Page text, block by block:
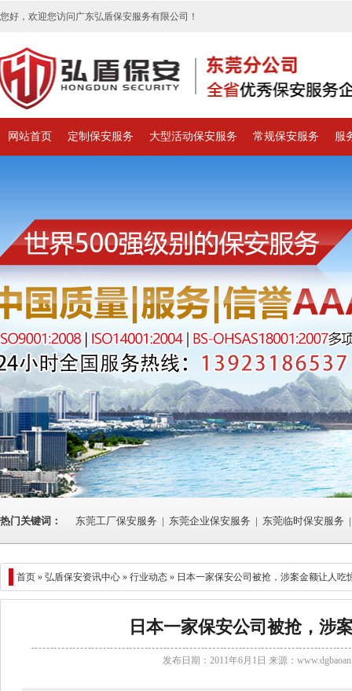
您好，欢迎您访问广东弘盾保安服务有限公司！
网站首页 定制保安服务 大型活动保安服务 常规保安服务 服
热门关键词： 东莞工厂保安服务 | 东莞企业保安服务 | 东莞临时保安服务 |
首页 » 弘盾保安资讯中心 » 行业动态 » 日本一家保安公司被抢，涉案金额让人吃
日本一家保安公司被抢，涉
发布日期：2011年6月1日 来源：